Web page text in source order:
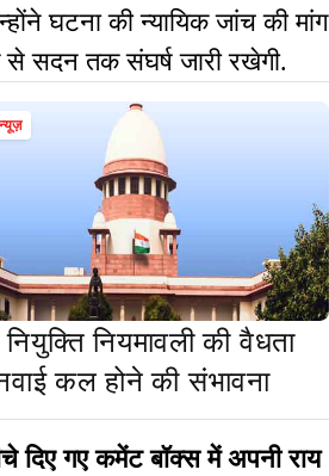
घटना की न्यायिक जांच की मांग
सदन तक संघर्ष जारी रखेगी.
नियमावली की वैधता
कल होने की संभावना
गए कमेंट बॉक्स में अपनी राय